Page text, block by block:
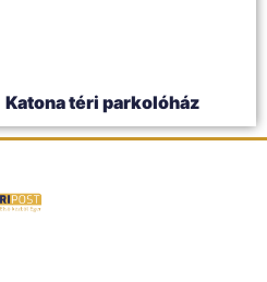
Katona téri parkolóház